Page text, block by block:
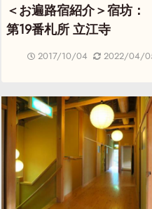
＜お遍路宿紹介＞宿坊：
第19番札所 立江寺
2017/10/04 2022/04/